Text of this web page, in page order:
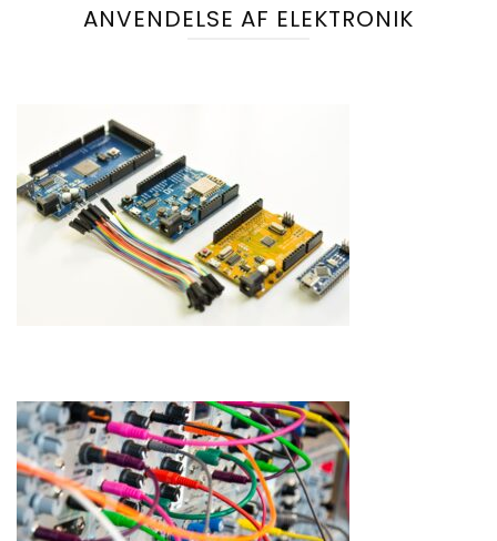
ANVENDELSE AF ELEKTRONIK